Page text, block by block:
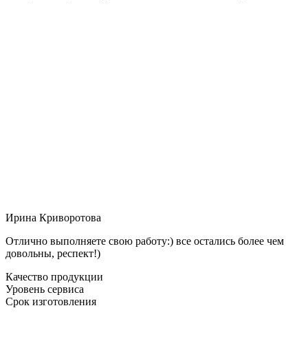
Ирина Криворотова
Отлично выполняете свою работу:) все остались более чем
довольны, респект!)
Качество продукции
Уровень сервиса
Срок изготовления